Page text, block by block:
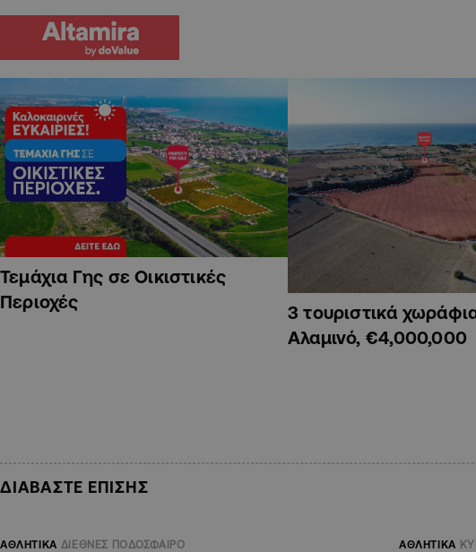
Τεμάχια Γης σε Οικιστικές
Περιοχές
3 τουριστικά
Αλαμινό, €4,000,000
ΔΙΑΒΑΣΤΕ ΕΠΙΣΗΣ
ΑΘΛΗΤΙΚΑ ΔΙΕΘΝΕΣ ΠΟΔΟΣΦΑΙΡΟ ΑΘΛΗΤΙΚΑ